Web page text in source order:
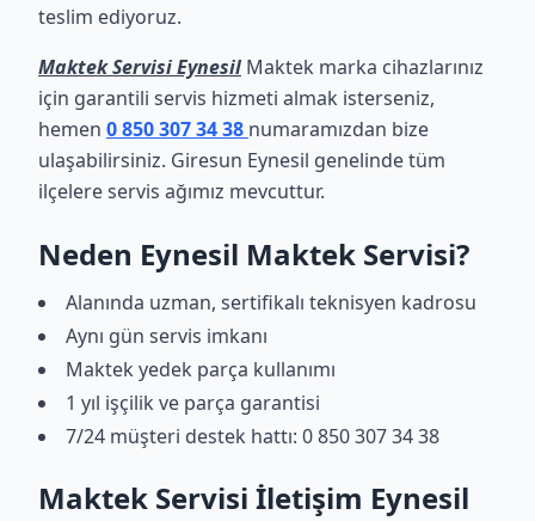
teslim ediyoruz.
Maktek Servisi Eynesil Maktek marka cihazlarınız
için garantili servis hizmeti almak isterseniz,
hemen 0 850 307 34 38 numaramızdan bize
ulaşabilirsiniz. Giresun Eynesil genelinde tüm
ilçelere servis ağımız mevcuttur.
Neden Eynesil Maktek Servisi?
Alanında uzman, sertifikalı teknisyen kadrosu
Aynı gün servis imkanı
Maktek yedek parça kullanımı
1 yıl işçilik ve parça garantisi
7/24 müşteri destek hattı: 0 850 307 34 38
Maktek Servisi İletişim Eynesil